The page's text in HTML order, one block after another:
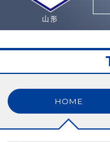
山形
HOME